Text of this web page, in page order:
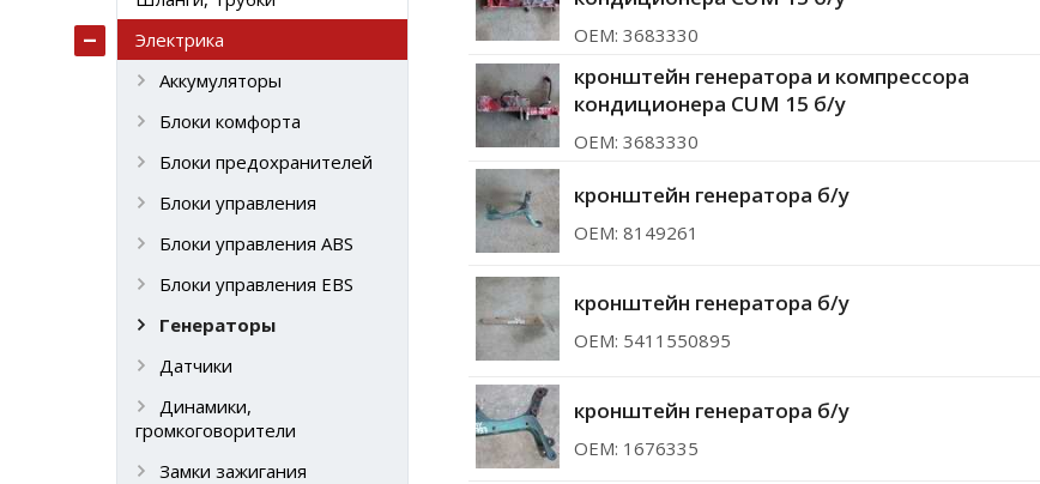
Электрика
Аккумуляторы
Блоки комфорта
Блоки предохранителей
Блоки управления
Блоки управления ABS
Блоки управления EBS
Генераторы
Датчики
Динамики,
громкоговорители
Замки зажигания
ОЕМ: 3683330
кронштейн генератора и компрессора
кондиционера CUM 15 б/у
ОЕМ: 3683330
кронштейн генератора б/у
ОЕМ: 8149261
кронштейн генератора б/у
ОЕМ: 5411550895
кронштейн генератора б/у
ОЕМ: 1676335